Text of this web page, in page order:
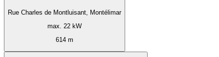
Rue Charles de Montluisant, Montélimar
max. 22 kW
614 m